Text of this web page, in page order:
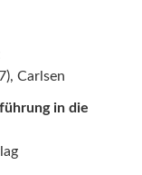
Carlsen
in die